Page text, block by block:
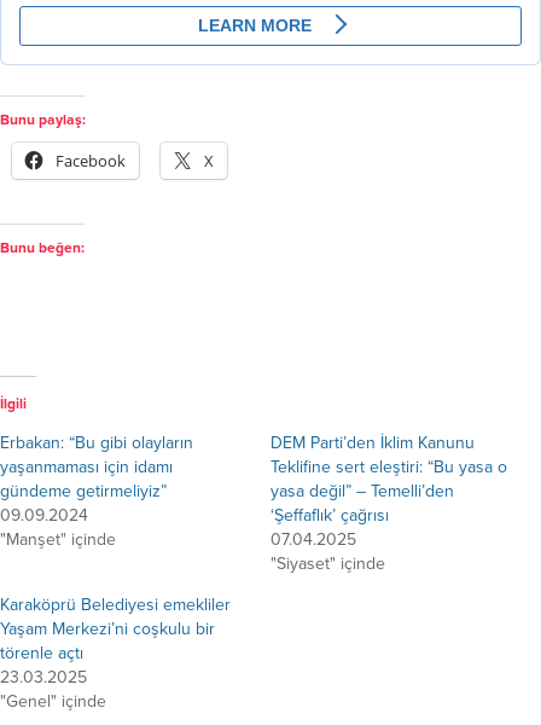
Bunu paylaş:
Facebook X
Bunu beğen:
İlgili
Erbakan: “Bu gibi olayların
yaşanmaması için idamı
gündeme getirmeliyiz”
09.09.2024
"Manşet" içinde
DEM Parti’den İklim Kanunu
Teklifine sert eleştiri: “Bu yasa o
yasa değil” – Temelli’den
‘Şeffaflık’ çağrısı
07.04.2025
"Siyaset" içinde
Karaköprü Belediyesi emekliler
Yaşam Merkezi’ni coşkulu bir
törenle açtı
23.03.2025
"Genel" içinde